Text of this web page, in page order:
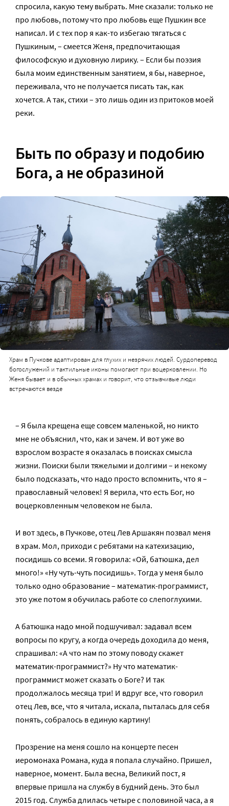
спросила, какую тему выбрать. Мне сказали: только не
про любовь, потому что про любовь еще Пушкин все
написал. И с тех пор я как-то избегаю тягаться с
Пушкиным, – смеется Женя, предпочитающая
философскую и духовную лирику. – Если бы поэзия
была моим единственным занятием, я бы, наверное,
переживала, что не получается писать так, как
хочется. А так, стихи – это лишь один из притоков моей
реки.
Быть по образу и подобию
Бога, а не образиной
Храм в Пучкове адаптирован для глухих и незрячих людей. Сурдоперевод
богослужений и тактильные иконы помогают при воцерковлении. Но
Женя бывает и в обычных храмах и говорит, что отзывчивые люди
встречаются везде
– Я была крещена еще совсем маленькой, но никто
мне не объяснил, что, как и зачем. И вот уже во
взрослом возрасте я оказалась в поисках смысла
жизни. Поиски были тяжелыми и долгими – и некому
было подсказать, что надо просто вспомнить, что я –
православный человек! Я верила, что есть Бог, но
воцерковленным человеком не была.
И вот здесь, в Пучкове, отец Лев Аршакян позвал меня
в храм. Мол, приходи с ребятами на катехизацию,
посидишь со всеми. Я говорила: «Ой, батюшка, дел
много!» «Ну чуть-чуть посидишь». Тогда у меня было
только одно образование – математик-программист,
это уже потом я обучилась работе со слепоглухими.
А батюшка надо мной подшучивал: задавал всем
вопросы по кругу, а когда очередь доходила до меня,
спрашивал: «А что нам по этому поводу скажет
математик-программист?» Ну что математик-
программист может сказать о Боге? И так
продолжалось месяца три! И вдруг все, что говорил
отец Лев, все, что я читала, искала, пыталась для себя
понять, собралось в единую картину!
Прозрение на меня сошло на концерте песен
иеромонаха Романа, куда я попала случайно. Пришел,
наверное, момент. Была весна, Великий пост, я
впервые пришла на службу в будний день. Это был
2015 год. Служба длилась четыре с половиной часа, а я